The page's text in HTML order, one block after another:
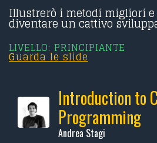
Illustrerò i metodi migliori
diventare un cattivo
LIVELLO: PRINCIPIANTE
Guarda le slide
Introduction to
Programming
Andrea Stagi